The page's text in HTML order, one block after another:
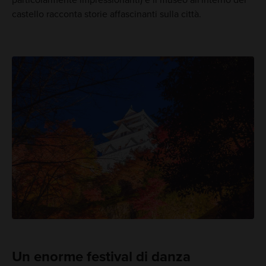
castello racconta storie affascinanti sulla città.
Un enorme festival di danza